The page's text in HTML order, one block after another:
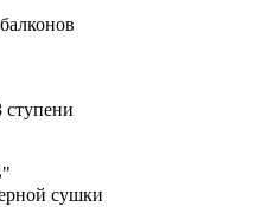
ступени
сушки